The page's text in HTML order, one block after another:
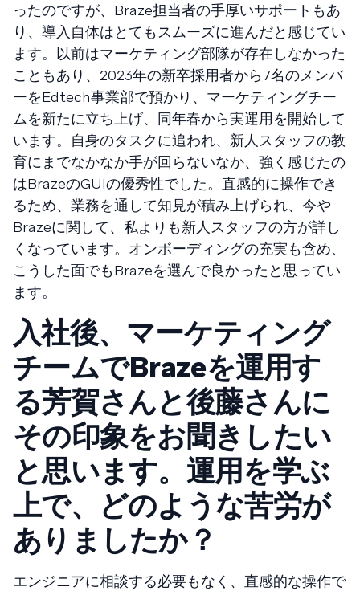
ったのですが、Braze担当者の手厚いサポートもあ
り、導入自体はとてもスムーズに進んだと感じてい
ます。以前はマーケティング部隊が存在しなかった
こともあり、2023年の新卒採用者から7名のメンバ
ーをEdtech事業部で預かり、マーケティングチー
ムを新たに立ち上げ、同年春から実運用を開始して
います。自身のタスクに追われ、新人スタッフの教
育にまでなかなか手が回らないなか、強く感じたの
はBrazeのGUIの優秀性でした。直感的に操作でき
るため、業務を通して知見が積み上げられ、今や
Brazeに関して、私よりも新人スタッフの方が詳し
くなっています。オンボーディングの充実も含め、
こうした面でもBrazeを選んで良かったと思ってい
ます。
入社後、マーケティング
チームでBrazeを運用す
る芳賀さんと後藤さんに
その印象をお聞きしたい
と思います。運用を学ぶ
上で、どのような苦労が
ありましたか？
エンジニアに相談する必要もなく、直感的な操作で